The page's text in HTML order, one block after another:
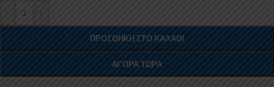
- +
ΠΡΟΣΘΉΚΗ ΣΤΟ ΚΑΛΆΘΙ
ΑΓΟΡΆ ΤΏΡΑ